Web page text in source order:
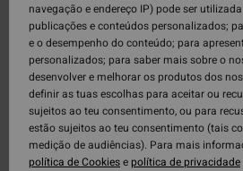
navegação e endereço IP) pode ser
publicações e conteúdos personalizados;
e o desempenho do conteúdo; para
personalizados; para saber mais sobre o
desenvolver e melhorar os produtos dos
definir as tuas escolhas para aceitar ou
sujeitos ao teu consentimento, ou para
estão sujeitos ao teu consentimento (tais
medição de audiências). Para mais
política de Cookiesepolítica de privacidade